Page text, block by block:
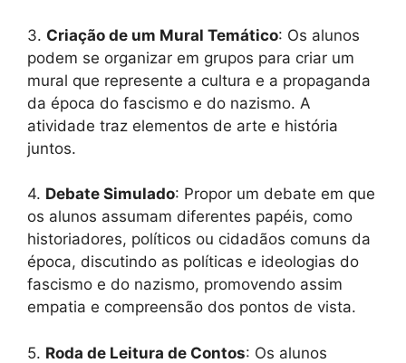
3. Criação de um Mural Temático: Os alunos
podem se organizar em grupos para criar um
mural que represente a cultura e a propaganda
da época do fascismo e do nazismo. A
atividade traz elementos de arte e história
juntos.
4. Debate Simulado: Propor um debate em que
os alunos assumam diferentes papéis, como
historiadores, políticos ou cidadãos comuns da
época, discutindo as políticas e ideologias do
fascismo e do nazismo, promovendo assim
empatia e compreensão dos pontos de vista.
5. Roda de Leitura de Contos: Os alunos